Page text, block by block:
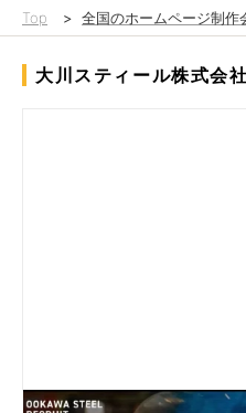
Top > 全国のホームページ制作
大川スティール株式会